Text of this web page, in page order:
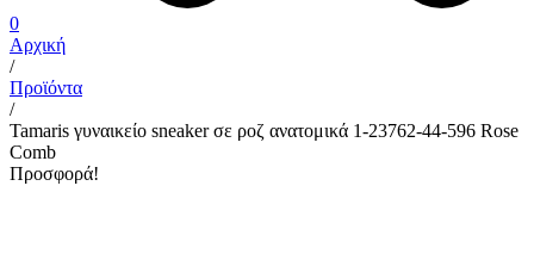
0
Αρχική
/
Προϊόντα
/
Tamaris γυναικείο sneaker σε ροζ ανατομικά 1-23762-44-596 Rose
Comb
Προσφορά!